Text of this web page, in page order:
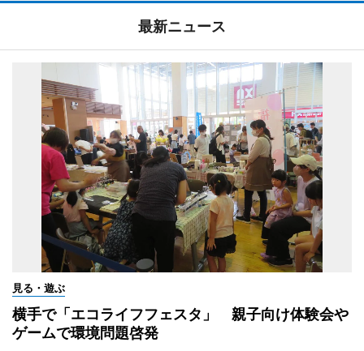
最新ニュース
見る・遊ぶ
横手で「エコライフフェスタ」 親子向け体験会や
ゲームで環境問題啓発